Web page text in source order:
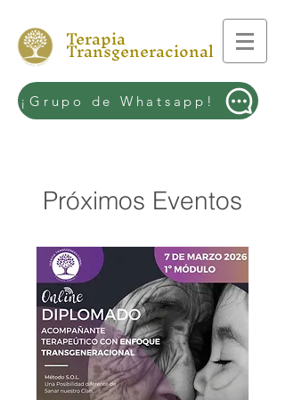
Terapia
Transgeneracional
¡Grupo de Whatsapp!
Próximos Eventos